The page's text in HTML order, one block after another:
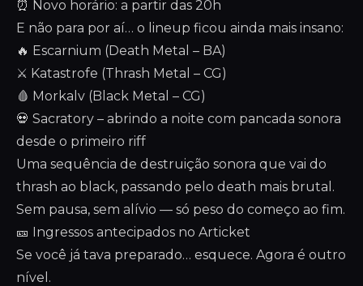
⏰ Novo horário: a partir das 20h
E não para por aí… o lineup ficou ainda mais insano:
🔥 Escarnium (Death Metal – BA)
⚔️ Katastrofe (Thrash Metal – CG)
🩸 Morkalv (Black Metal – CG)
💀 Sacratory – abrindo a noite com pancada sonora
desde o primeiro riff
Uma sequência de destruição sonora que vai do
thrash ao black, passando pelo death mais brutal.
Sem pausa, sem alívio — só peso do começo ao fim.
🎫 Ingressos antecipados no Articket
Se você já tava preparado… esquece. Agora é outro
nível.